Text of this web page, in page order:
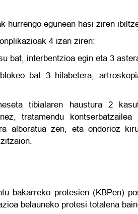
hurrengo egunean hasi ziren
4 izan ziren:
bat, interbentzioa egin eta 3
bat 3 hilabetera,
tibialaren haustura 2
tratamendu
alboratua zen, eta ondorioz
bakarreko protesien (KBPen)
belauneko protesi totalena